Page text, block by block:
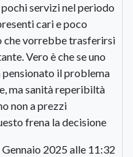
servizi nel periodo
cari e poco
che vorrebbe trasferirsi
Vero è che se uno
pensionato il problema
ma sanità reperibiltà
non a prezzi
frena la decisione
Gennaio 2025 alle 11:32